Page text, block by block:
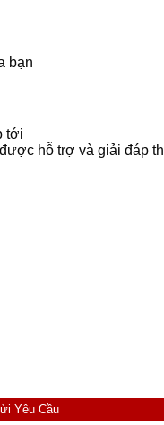
bạn
tới
hỗ trợ và giải đáp
Yêu Cầu